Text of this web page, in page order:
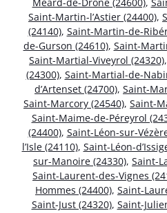
Saint-Martin-l’Astier (24400),
(24140), Saint-Martin-de-
de-Gurson (24610), Saint-
Saint-Martial-Viveyrol (24320),
(24300), Saint-Martial-de-
d’Artenset (24700), Saint-
Saint-Marcory (24540), Saint-
Saint-Maime-de-Péreyrol
(24400), Saint-Léon-sur-
l’Isle (24110), Saint-Léon-
sur-Manoire (24330), Saint-
Saint-Laurent-des-Vignes
Hommes (24400), Saint-
Saint-Just (24320), Saint-